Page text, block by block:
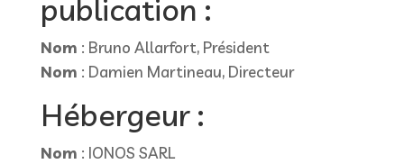
publication :
Nom : Bruno Allarfort, Président
Nom : Damien Martineau, Directeur
Hébergeur :
Nom : IONOS SARL